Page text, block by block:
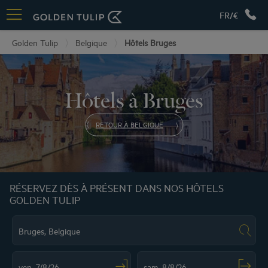
FR/€
Golden Tulip Belgique Hôtels Bruges
Hôtels à Bruges
RETOUR À BELGIQUE
RÉSERVEZ DÈS À PRÉSENT DANS NOS HÔTELS
GOLDEN TULIP